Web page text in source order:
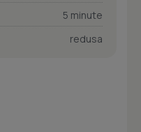
5 minute
redusa